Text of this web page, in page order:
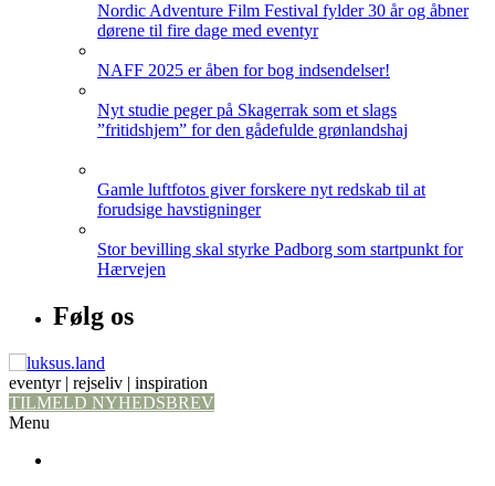
Nordic Adventure Film Festival fylder 30 år og åbner
dørene til fire dage med eventyr
NAFF 2025 er åben for bog indsendelser!
Nyt studie peger på Skagerrak som et slags
”fritidshjem” for den gådefulde grønlandshaj
Gamle luftfotos giver forskere nyt redskab til at
forudsige havstigninger
Stor bevilling skal styrke Padborg som startpunkt for
Hærvejen
Følg os
eventyr | rejseliv | inspiration
TILMELD NYHEDSBREV
Menu